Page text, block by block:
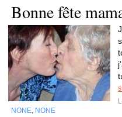
Bonne fête
NONE NONE